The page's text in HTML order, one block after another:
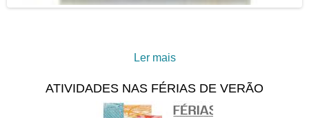
Ler mais
ATIVIDADES NAS FÉRIAS DE VERÃO